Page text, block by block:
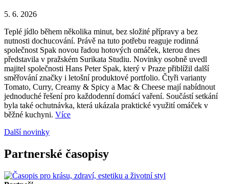
5. 6. 2026
Teplé jídlo během několika minut, bez složité přípravy a bez
nutnosti dochucování. Právě na tuto potřebu reaguje rodinná
společnost Spak novou řadou hotových omáček, kterou dnes
představila v pražském Surikata Studiu. Novinky osobně uvedl
majitel společnosti Hans Peter Spak, který v Praze přiblížil další
směřování značky i letošní produktové portfolio. Čtyři varianty
Tomato, Curry, Creamy & Spicy a Mac & Cheese mají nabídnout
jednoduché řešení pro každodenní domácí vaření. Součástí setkání
byla také ochutnávka, která ukázala praktické využití omáček v
běžné kuchyni. Více
Další novinky
Partnerské časopisy